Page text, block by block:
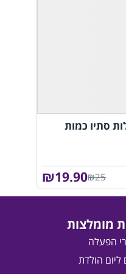
סתיו כמות
₪25
19.90
₪
מומלצות
הפעלה
ליום הולדת